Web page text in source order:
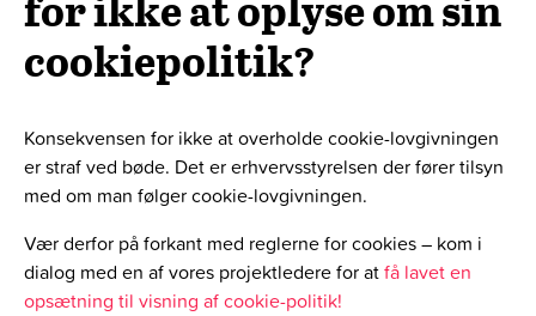
cookiepolitik?
Konsekvensen for ikke at overholde cookie-lovgivningen
er straf ved bøde. Det er erhvervsstyrelsen der fører tilsyn
med om man følger cookie-lovgivningen.
Vær derfor på forkant med reglerne for cookies – kom i
dialog med en af vores projektledere for atfå lavet en
opsætning til visning af cookie-politik!